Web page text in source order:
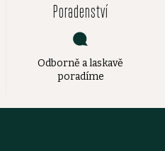
Poradenství
Odborně a laskavě
poradíme